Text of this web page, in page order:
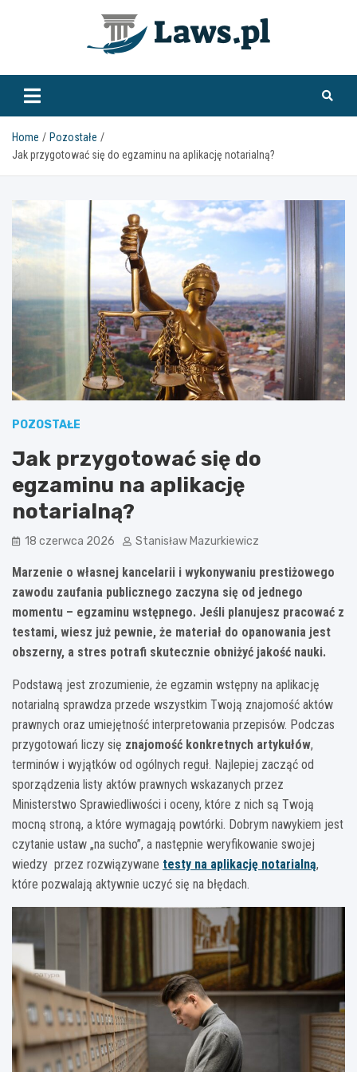
www.laws.pl
Home
Pozostałe
Jak przygotować się do egzaminu na aplikację notarialną?
POZOSTAŁE
Jak przygotować się do
egzaminu na aplikację
notarialną?
18 czerwca 2026 Stanisław Mazurkiewicz
Marzenie o własnej kancelarii i wykonywaniu prestiżowego
zawodu zaufania publicznego zaczyna się od jednego
momentu – egzaminu wstępnego. Jeśli planujesz pracować z
testami, wiesz już pewnie, że materiał do opanowania jest
obszerny, a stres potrafi skutecznie obniżyć jakość nauki.
Podstawą jest zrozumienie, że egzamin wstępny na aplikację
notarialną sprawdza przede wszystkim Twoją znajomość aktów
prawnych oraz umiejętność interpretowania przepisów. Podczas
przygotowań liczy się znajomość konkretnych artykułów,
terminów i wyjątków od ogólnych reguł. Najlepiej zacząć od
sporządzenia listy aktów prawnych wskazanych przez
Ministerstwo Sprawiedliwości i oceny, które z nich są Twoją
mocną stroną, a które wymagają powtórki. Dobrym nawykiem jest
czytanie ustaw „na sucho”, a następnie weryfikowanie swojej
wiedzy przez rozwiązywane testy na aplikację notarialną,
które pozwalają aktywnie uczyć się na błędach.